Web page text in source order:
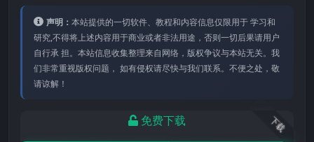
声明： 本站提供的⼀切软件、教程和内容信息仅限⽤于 学习和
研究,不得将上述内容⽤于商业或者⾮法⽤途，否则⼀切后果请⽤户
⾃⾏承 担。本站信息收集整理来⾃⽹络，版权争议与本站⽆关。我
们⾮常重视版权问题， 如有侵权请尽快与我们联系。不便之处，敬
请谅解！
下载
免费下载